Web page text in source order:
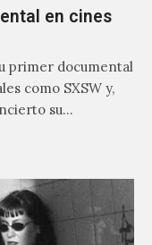
en cines
primer documental
como SXSW y,
su…